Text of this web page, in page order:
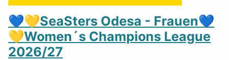
💙💛SeaSters Odesa - Frauen💙
💛Women´s Champions League
2026/27